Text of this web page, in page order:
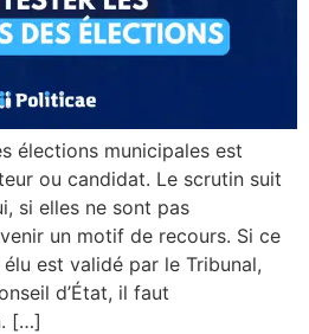
élections municipales est
ou candidat. Le scrutin suit
si elles ne sont pas
un motif de recours. Si ce
est validé par le Tribunal,
d’État, il faut
[…]